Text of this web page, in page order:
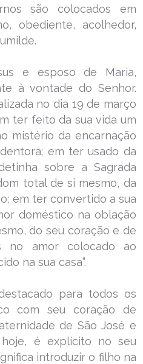
são colocados em
obediente, acolhedor,
e esposo de Maria,
à vontade do Senhor.
no dia 19 de março
ter feito da sua vida um
mistério da encarnação
em ter usado da
sobre a Sagrada
total de si mesmo, da
em ter convertido a sua
doméstico na oblação
do seu coração e de
no amor colocado ao
na sua casa”.
para todos os
com seu coração de
de São José e
é explícito no seu
introduzir o filho na